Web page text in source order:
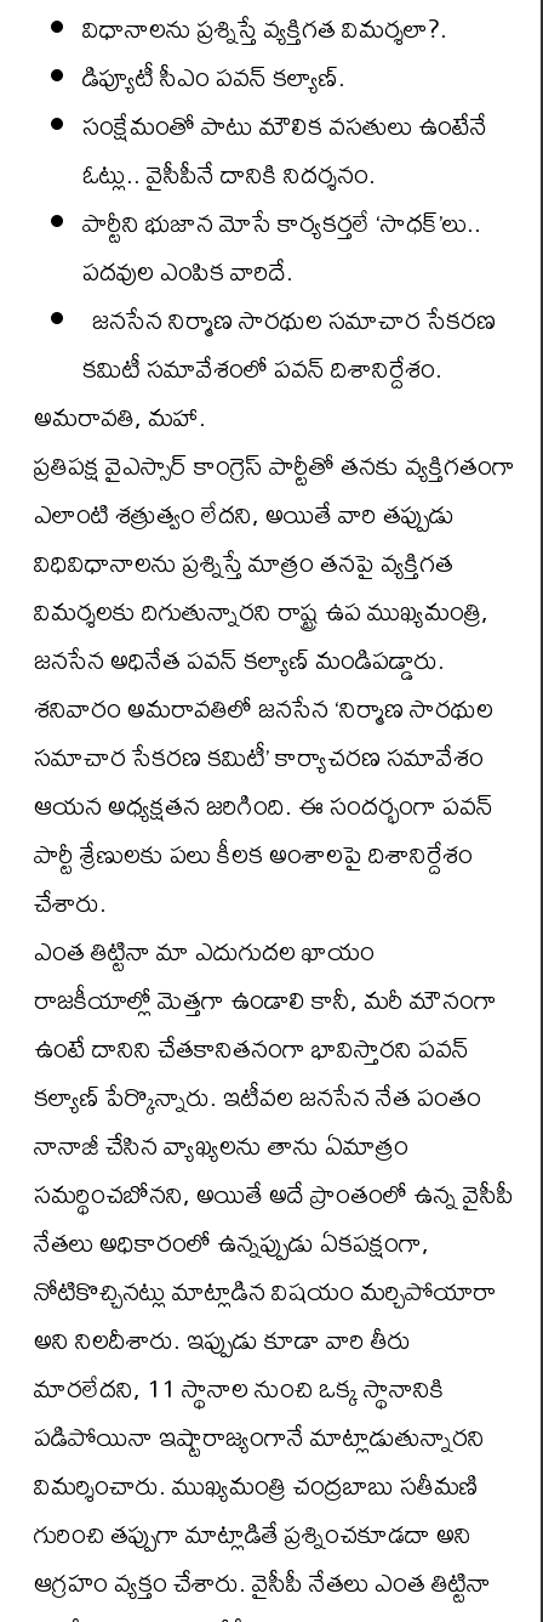
విధానాలను ప్రశ్నిస్తే వ్యక్తిగత విమర్శలా?.
డిప్యూటీ సీఎం పవన్ కల్యాణ్.
సంక్షేమంతో పాటు మౌలిక వసతులు ఉంటేనే
ఓట్లు.. వైసీపీనే దానికి నిదర్శనం.
పార్టీని భుజాన మోసే కార్యకర్తలే ‘సాధక్’లు..
పదవుల ఎంపిక వారిదే.
జనసేన నిర్మాణ సారథుల సమాచార సేకరణ
కమిటీ సమావేశంలో పవన్ దిశానిర్దేశం.
అమరావతి, మహా.
ప్రతిపక్ష వైఎస్సార్ కాంగ్రెస్ పార్టీతో తనకు వ్యక్తిగతంగా
ఎలాంటి శత్రుత్వం లేదని, అయితే వారి తప్పుడు
విధివిధానాలను ప్రశ్నిస్తే మాత్రం తనపై వ్యక్తిగత
విమర్శలకు దిగుతున్నారని రాష్ట్ర ఉప ముఖ్యమంత్రి,
జనసేన అధినేత పవన్ కల్యాణ్ మండిపడ్డారు.
శనివారం అమరావతిలో జనసేన ‘నిర్మాణ సారథుల
సమాచార సేకరణ కమిటీ’ కార్యాచరణ సమావేశం
ఆయన అధ్యక్షతన జరిగింది. ఈ సందర్భంగా పవన్
పార్టీ శ్రేణులకు పలు కీలక అంశాలపై దిశానిర్దేశం
చేశారు.
ఎంత తిట్టినా మా ఎదుగుదల ఖాయం
రాజకీయాల్లో మెత్తగా ఉండాలి కానీ, మరీ మౌనంగా
ఉంటే దానిని చేతకానితనంగా భావిస్తారని పవన్
కల్యాణ్ పేర్కొన్నారు. ఇటీవల జనసేన నేత పంతం
నానాజీ చేసిన వ్యాఖ్యలను తాను ఏమాత్రం
సమర్థించబోనని, అయితే అదే ప్రాంతంలో ఉన్న వైసీపీ
నేతలు అధికారంలో ఉన్నప్పుడు ఏకపక్షంగా,
నోటికొచ్చినట్లు మాట్లాడిన విషయం మర్చిపోయారా
అని నిలదీశారు. ఇప్పుడు కూడా వారి తీరు
మారలేదని, 11 స్థానాల నుంచి ఒక్క స్థానానికి
పడిపోయినా ఇష్టారాజ్యంగానే మాట్లాడుతున్నారని
విమర్శించారు. ముఖ్యమంత్రి చంద్రబాబు సతీమణి
గురించి తప్పుగా మాట్లాడితే ప్రశ్నించకూడదా అని
ఆగ్రహం వ్యక్తం చేశారు. వైసీపీ నేతలు ఎంత తిట్టినా